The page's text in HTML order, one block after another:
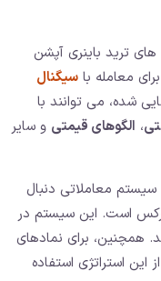
های ترید باینری آپشن
معامله با سیگنال
شده، می توانند با
، الگوهای قیمتی و سایر
معاملاتی دنبال
است. این سیستم در
همچنین، برای نمادهای
از این استراتژی استفاده